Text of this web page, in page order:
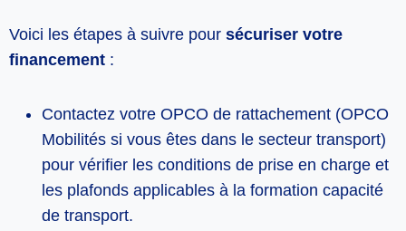
Voici les étapes à suivre poursécuriser votre
financement :
Contactez votre OPCO de rattachement (OPCO
Mobilités si vous êtes dans le secteur transport)
pour vérifier les conditions de prise en charge et
les plafonds applicables à la formation capacité
de transport.